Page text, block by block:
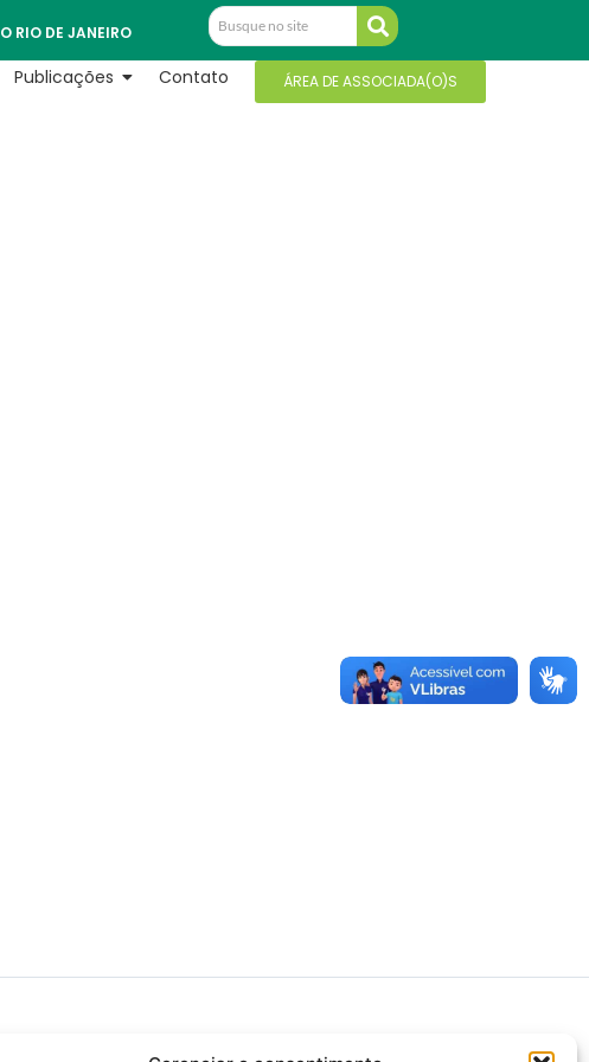
RIO DE JANEIRO
Publicações Contato ÁREA DE ASSOCIADA(O)S